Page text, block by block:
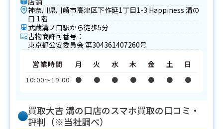
神奈川県川崎市高津区下作延1丁目1-3 Happiness 溝の
口 1階
武蔵溝ノ口駅から徒歩5分
古物商許可番号：
東京都公安委員会 第304361407260号
営業時間
10:00〜19:00
月
●
火
●
水
●
木
●
金
●
土
●
日
●
買取大吉 溝の口店のスマホ買取の口コミ・
評判（※当社調べ）